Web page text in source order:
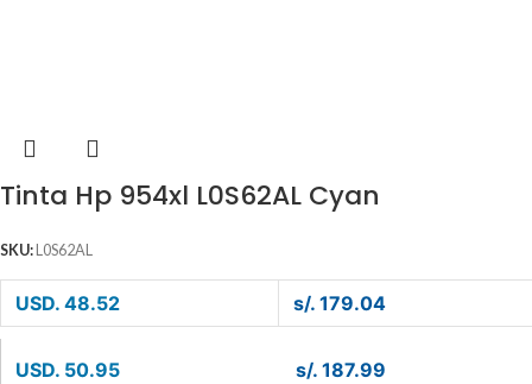
Tinta Hp 954xl L0S62AL Cyan
SKU:L0S62AL
USD. 48.52 s/. 179.04
USD. 50.95 s/. 187.99